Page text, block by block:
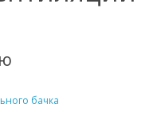
бачка